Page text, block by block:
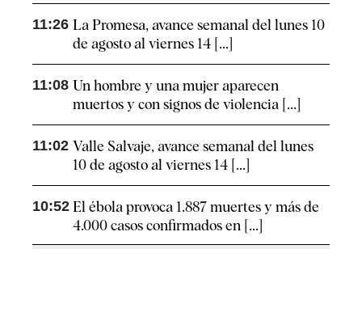
11:26 La Promesa, avance semanal del lunes 10
de agosto al viernes 14 [...]
11:08 Un hombre y una mujer aparecen
muertos y con signos de violencia [...]
11:02 Valle Salvaje, avance semanal del lunes
10 de agosto al viernes 14 [...]
10:52 El ébola provoca 1.887 muertes y más de
4.000 casos confirmados en [...]